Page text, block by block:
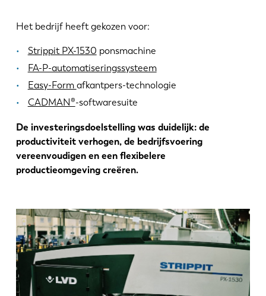
Het bedrijf heeft gekozen voor:
Strippit PX-1530 ponsmachine
FA-P-automatiseringssysteem
Easy-Form afkantpers-technologie
CADMAN®-softwaresuite
De investeringsdoelstelling was duidelijk: de
productiviteit verhogen, de bedrijfsvoering
vereenvoudigen en een flexibelere
productieomgeving creëren.